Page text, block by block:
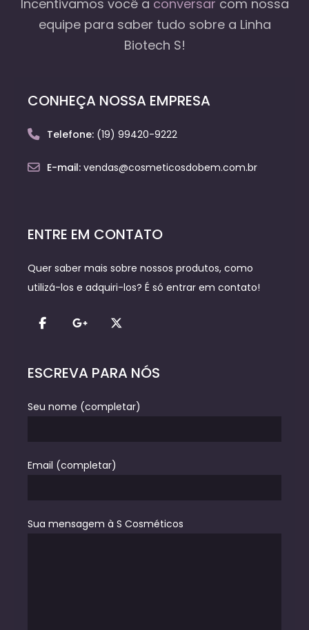
Incentivamos você a conversar com nossa
equipepara saber tudo sobre a Linha
Biotech S!
CONHEÇA NOSSA EMPRESA
Telefone: (19) 99420-9222
E-mail: vendas@cosmeticosdobem.com.br
ENTRE EM CONTATO
Quer saber mais sobre nossos produtos, como
utilizá-los e adquiri-los? É só entrar em contato!
ESCREVA PARA NÓS
Seu nome (completar)
Email (completar)
Sua mensagem à S Cosméticos